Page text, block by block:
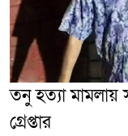
তনু হত্যা
গ্রেপ্তা‌র